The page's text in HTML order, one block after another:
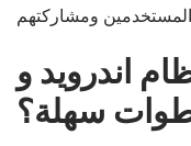
اندرويد و
سهلة؟